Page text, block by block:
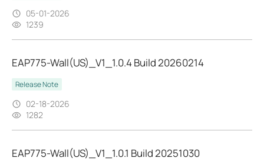
05-01-2026
1239
EAP775-Wall(US)_V1_1.0.4 Build 20260214
Release Note
02-18-2026
1282
EAP775-Wall(US)_V1_1.0.1 Build 20251030